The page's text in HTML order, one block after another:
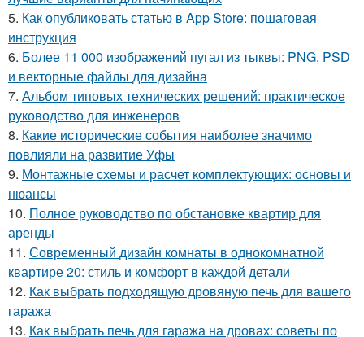
5. Как опубликовать статью в App Store: пошаговая
инструкция
6. Более 11 000 изображений пугал из тыквы: PNG, PSD
и векторные файлы для дизайна
7. Альбом типовых технических решений: практическое
руководство для инженеров
8. Какие исторические события наиболее значимо
повлияли на развитие Уфы
9. Монтажные схемы и расчет комплектующих: основы и
нюансы
10. Полное руководство по обстановке квартир для
аренды
11. Современный дизайн комнаты в однокомнатной
квартире 20: стиль и комфорт в каждой детали
12. Как выбрать подходящую дровяную печь для вашего
гаража
13. Как выбрать печь для гаража на дровах: советы по